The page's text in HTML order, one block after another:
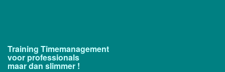
Training Timemanagement
voor professionals
maar dan slimmer !